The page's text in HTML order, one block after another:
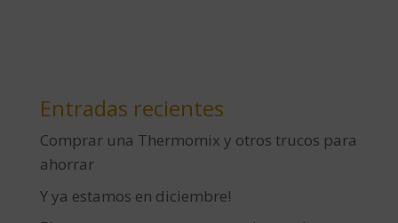
Entradas recientes
Comprar una Thermomix y otros trucos para
ahorrar
Y ya estamos en diciembre!